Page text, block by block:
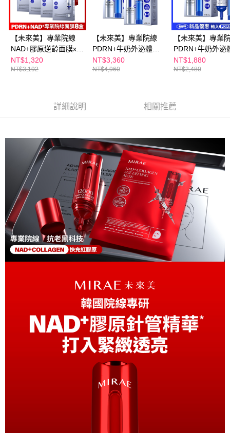
海外配送(馬來西亞) 查看運費
海外配送(澳洲) 查看運費
【未來美】專業院線
NAD+膠原逆齡面膜x4
盒+ PDRN+牛奶外泌
體新生面膜x4盒
NT$1,320
NT$3,192
【未來美】專業院線
PDRN+牛奶外泌體新
生精華 x2
NT$3,360
NT$4,960
【未來美】專業
PDRN+牛奶外泌
生精華 30ml
NT$1,880
NT$2,480
詳細說明 相關推薦